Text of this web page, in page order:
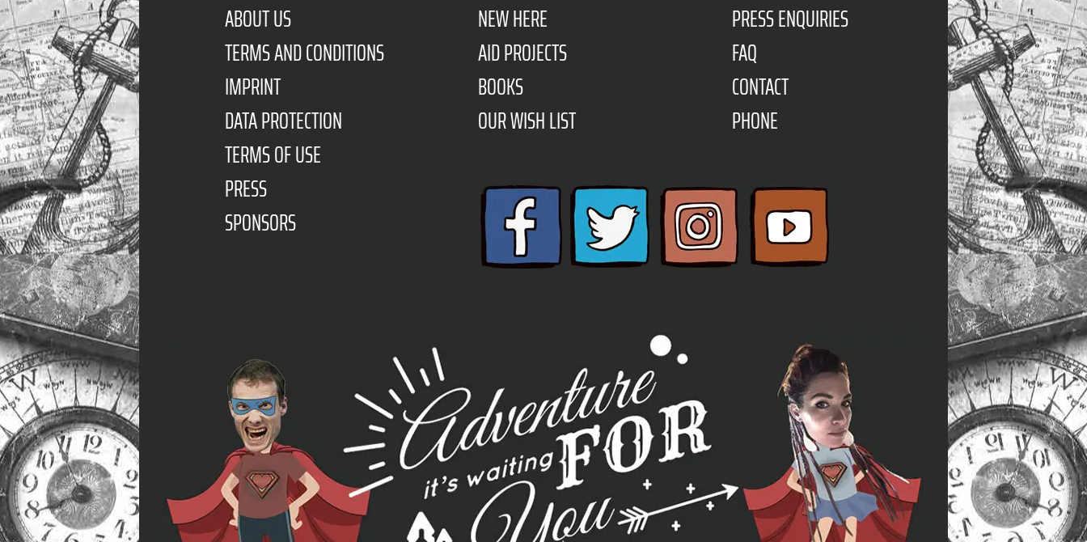
ABOUT US
TERMS AND CONDITIONS
IMPRINT
DATA PROTECTION
TERMS OF USE
PRESS
SPONSORS
NEW HERE
AID PROJECTS
BOOKS
OUR WISH LIST
PRESS ENQUIRIES
FAQ
CONTACT
PHONE